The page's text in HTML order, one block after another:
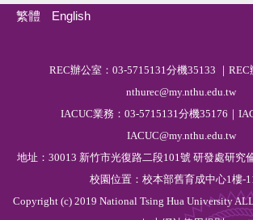
繁體 English
REC辦公室：03-5715131分機35133 ｜REC
nthurec@my.nthu.edu.tw
IACUC業務：03-5715131分機35176｜
IACUC@my.nthu.edu.tw
地址：30013 新竹市光復路二段101號 研發處研究
校園位置：校本部舊育成中心1樓-
Copyright (c) 2019 National Tsing Hua University